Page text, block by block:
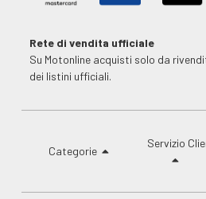
Rete di vendita ufficiale
Su Motonline acquisti solo da
dei listini ufficiali.
Categorie
Servizio